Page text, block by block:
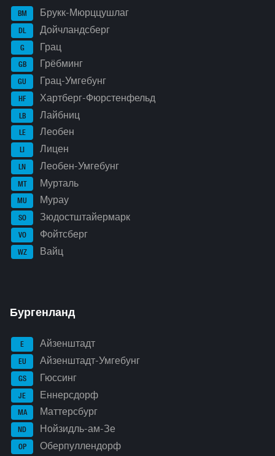
BM Брукк-Мюрццушлаг
DL Дойчландсберг
G Грац
GB Грёбминг
GU Грац-Умгебунг
HF Хартберг-Фюрстенфельд
LB Лайбниц
LE Леобен
LI Лицен
LN Леобен-Умгебунг
MT Мурталь
MU Мурау
SO Зюдостштайермарк
VO Фойтсберг
WZ Вайц
Бургенланд
E Айзенштадт
EU Айзенштадт-Умгебунг
GS Гюссинг
JE Еннерсдорф
MA Маттерсбург
ND Нойзидль-ам-Зе
OP Оберпуллендорф